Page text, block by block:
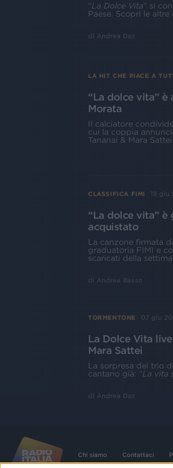
“La Dolce Vita” si
Paese. Scopri le
di Andrea Daz
LA HIT CHE PIACE A
“La dolce vita”
Morata
Il calciatore
cui la coppia
Tananai & Mara
CLASSIFICA FIMI 18 giu
“La dolce vita” è
acquistato
La canzone firmata
graduatoria FIMI e
scaricati della
di Andrea Basso
TORMENTONE 07 giu
La Dolce Vita
Mara Sattei
La sorpresa del trio
cantano già: “La vita
di Andrea Daz
Chi siamo Contattaci